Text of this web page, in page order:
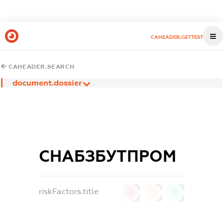
CAHEADER.GETTEST
CAHEADER.SEARCH
document.dossier
СНАБЗБУТПРОМ
riskFactors.title